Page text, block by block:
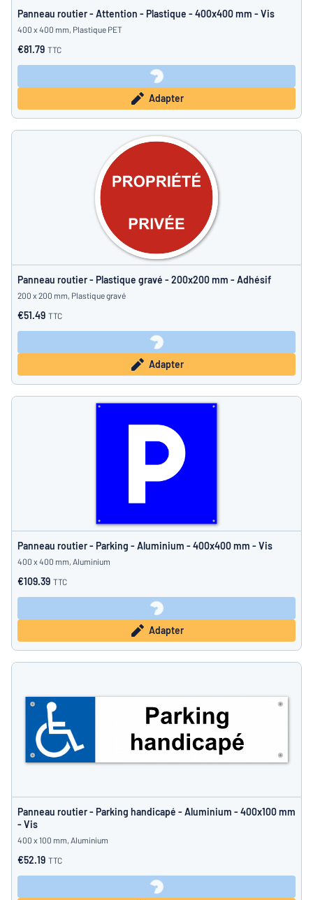
Panneau routier - Attention - Plastique - 400x400 mm - Vis
400 x 400 mm, Plastique PET
€81.79 TTC
Adapter
Panneau routier - Plastique gravé - 200x200 mm - Adhésif
200 x 200 mm, Plastique gravé
€51.49 TTC
Adapter
Panneau routier - Parking - Aluminium - 400x400 mm - Vis
400 x 400 mm, Aluminium
€109.39 TTC
Adapter
Panneau routier - Parking handicapé - Aluminium - 400x100 mm
- Vis
400 x 100 mm, Aluminium
€52.19 TTC